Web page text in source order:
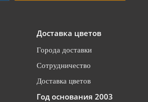
Доставка цветов
Города доставки
Сотрудничество
Доставка цветов
Год основания 2003